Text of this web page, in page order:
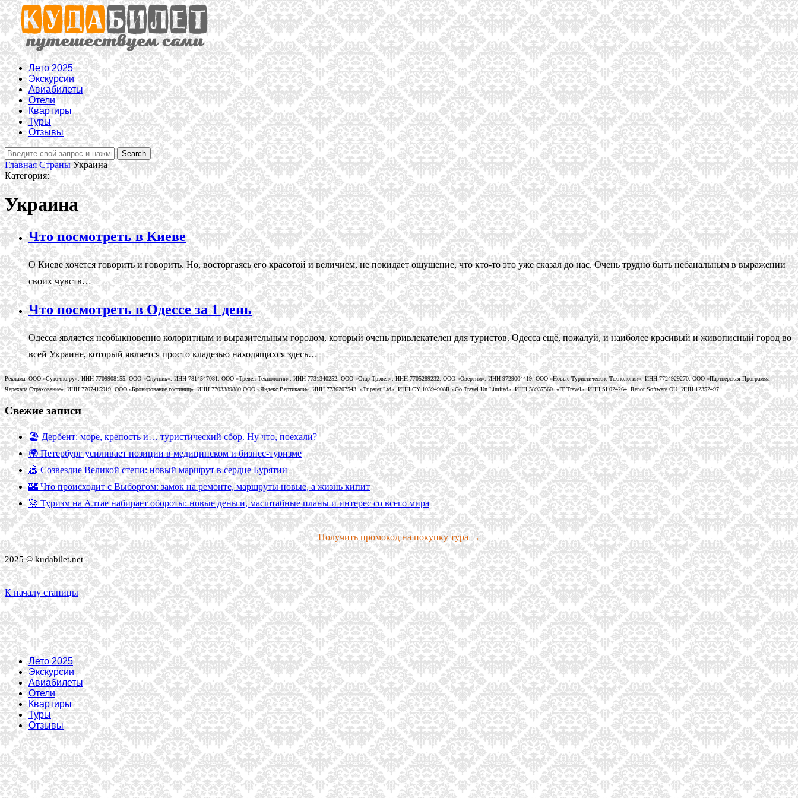
Лето 2025
Экскурсии
Авиабилеты
Отели
Квартиры
Туры
Отзывы
Главная Страны Украина
Категория:
Украина
Что посмотреть в Киеве
О Киеве хочется говорить и говорить. Но, восторгаясь его красотой и величием, не покидает ощущение, что кто-то это уже сказал до нас. Очень трудно быть небанальным в выражении
своих чувств…
Что посмотреть в Одессе за 1 день
Одесса является необыкновенно колоритным и выразительным городом, который очень привлекателен для туристов. Одесса ещё, пожалуй, и наиболее красивый и живописный город во
всей Украине, который является просто кладезью находящихся здесь…
Реклама. ООО «Суточно.ру». ИНН 7709908155. ООО «Спутник». ИНН 7814547081. ООО «Тревел Технологии». ИНН 7731340252. ООО «Стар Трэвел». ИНН 7705289232. ООО «Овертим». ИНН 9729004419. ООО «Новые Туристические Технологии». ИНН 7724929270. ООО «Партнерская Программа
Черехапа Страхование». ИНН 7707415919. ООО «Бронирование гостиниц». ИНН 7703389880 ООО «Яндекс Вертикали». ИНН 7736207543. «Tripster Ltd». ИНН CY 10394908R «Go Travel Un Limited». ИНН 58937560. «IT Travel». ИНН SL024264. Renot Software OU. ИНН 12352497.
Свежие записи
🏖️ Дербент: море, крепость и… туристический сбор. Ну что, поехали?
🌍 Петербург усиливает позиции в медицинском и бизнес-туризме
🎪 Созвездие Великой степи: новый маршрут в сердце Бурятии
🏰 Что происходит с Выборгом: замок на ремонте, маршруты новые, а жизнь кипит
🚀 Туризм на Алтае набирает обороты: новые деньги, масштабные планы и интерес со всего мира
Получить промокод на покупку тура →
2025 © kudabilet.net
К началу станицы
Лето 2025
Экскурсии
Авиабилеты
Отели
Квартиры
Туры
Отзывы